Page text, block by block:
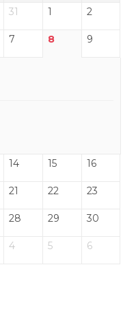
31 1 2
7 8 9
14 15 16
21 22 23
28 29 30
4 5 6